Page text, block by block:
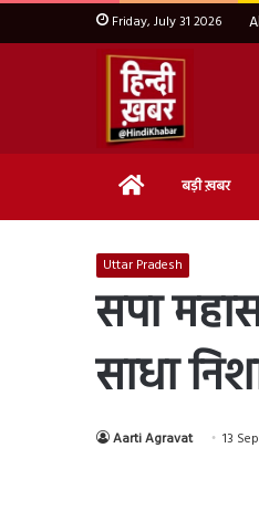
Friday, July 31 2026
Home बड़ी ख़बर
Uttar Pradesh
सपा
साधा
Aarti Agravat 13